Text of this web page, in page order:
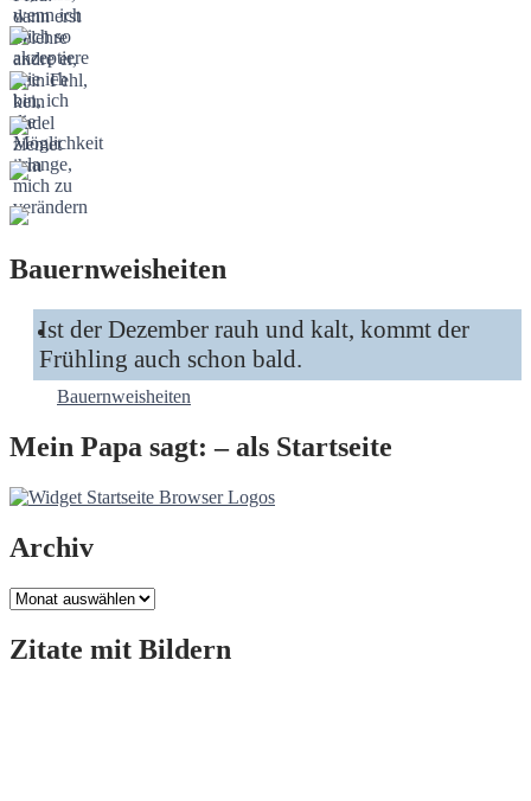
Bauernweisheiten
Ist der Dezember rauh und kalt, kommt der
Frühling auch schon bald.
Bauernweisheiten
Mein Papa sagt: – als Startseite
Archiv
Archiv
Zitate mit Bildern